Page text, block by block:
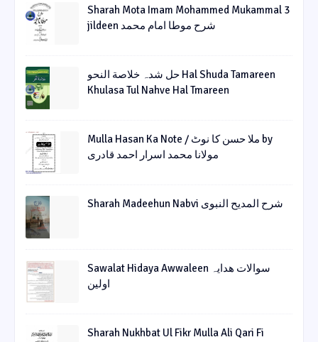
Sharah Mota Imam Mohammed Mukammal 3
jildeen شرح موطا امام محمد
حل شدہ خلاصة النحو Hal Shuda Tamareen
Khulasa Tul Nahve Hal Tmareen
Mulla Hasan Ka Note / ملا حسن کا نوٹ by
مولانا محمد اسرار احمد قادری
Sharah Madeehun Nabvi شرح المدیح النبوی
Sawalat Hidaya Awwaleen سوالات ھدایہ
اولین
Sharah Nukhbat Ul Fikr Mulla Ali Qari Fi